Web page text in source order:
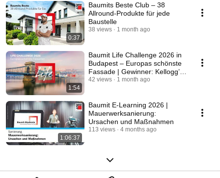
0:37
Baumits Beste Club – 38
Allround-Produkte für jede
Baustelle
38 views 1 month ago
1:54
Baumit Life Challenge 2026 in
Budapest – Europas schönste
Fassade | Gewinner: Kellogg’s
Hotel Bremen
42 views 1 month ago
1:06:37
Baumit E-Learning 2026 |
Mauerwerksanierung:
Ursachen und Maßnahmen
113 views 4 months ago